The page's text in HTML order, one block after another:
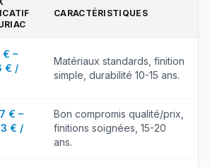
CARACTÉRISTIQUES
€ –
€ /
Matériaux standards, finition
simple, durabilité 10-15 ans.
€ –
€ /
Bon compromis qualité/prix,
finitions soignées, 15-20
ans.